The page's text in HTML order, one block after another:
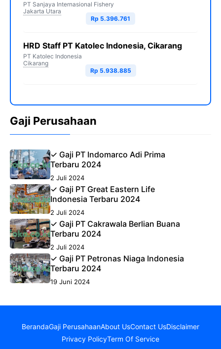
PT Sanjaya Internasional Fishery
Jakarta Utara
Rp 5.396.761
HRD Staff PT Katolec Indonesia, Cikarang
PT Katolec Indonesia
Cikarang
Rp 5.938.885
Gaji Perusahaan
✓ Gaji PT Indomarco Adi Prima
Terbaru 2024
2 Juli 2024
✓ Gaji PT Great Eastern Life
Indonesia Terbaru 2024
2 Juli 2024
✓ Gaji PT Cakrawala Berlian Buana
Terbaru 2024
2 Juli 2024
✓ Gaji PT Petronas Niaga Indonesia
Terbaru 2024
19 Juni 2024
BerandaGaji PerusahaanAbout UsContact UsDisclaimer
Privacy PolicyTerm Of Service